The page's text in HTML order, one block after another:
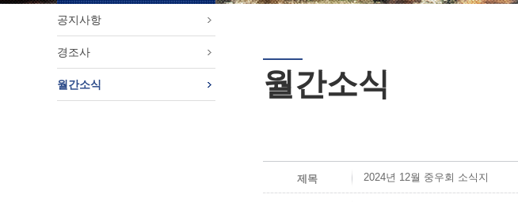
공지사항
경조사
월간소식 월간소식
제목 2024년 12월 중우회 소식지